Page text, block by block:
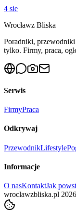
4 sie
Wrocławz Bliska
Poradniki,
tylko. Firmy, praca,
Serwis
FirmyPraca
Odkrywaj
PrzewodnikLifestyle
Informacje
O nasKontaktJak
wroclawzbliska.pl 2026